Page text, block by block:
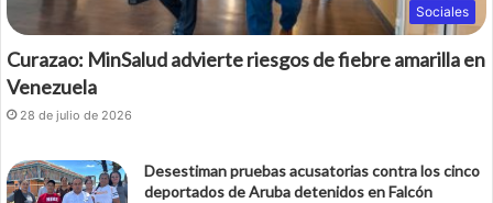
Sociales
Curazao: MinSalud advierte riesgos de fiebre amarilla en
Venezuela
28 de julio de 2026
Desestiman pruebas acusatorias contra los cinco
deportados de Aruba detenidos en Falcón